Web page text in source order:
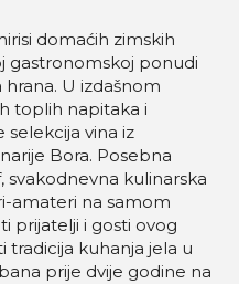
domaćih zimskih
gastronomskoj ponudi
U izdašnom
toplih napitaka i
selekcija vina iz
Bora. Posebna
svakodnevna kulinarska
amateri na samom
prijatelji i gosti ovog
tradicija kuhanja jela u
prije dvije godine na